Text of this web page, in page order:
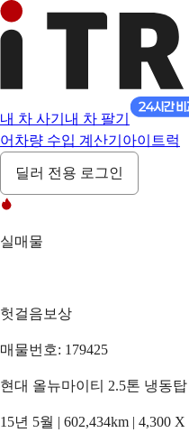
내 차 사기 내 차 팔기
어 차량 수입 계산기 아이트럭
딜러 전용 로그인
실매물
헛걸음보상
매물번호: 179425
현대 올뉴마이티 2.5톤 냉동탑
15년 5월 | 602,434km | 4,300